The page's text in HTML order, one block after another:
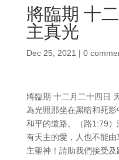
將臨期 十
主真光
Dec 25, 2021 | 0
將臨期 十二月二十四日
為光照那坐在黑暗和死
和平的道路。（路1:79
有天主的愛，人也不能由
主聖神！請助我們接受及